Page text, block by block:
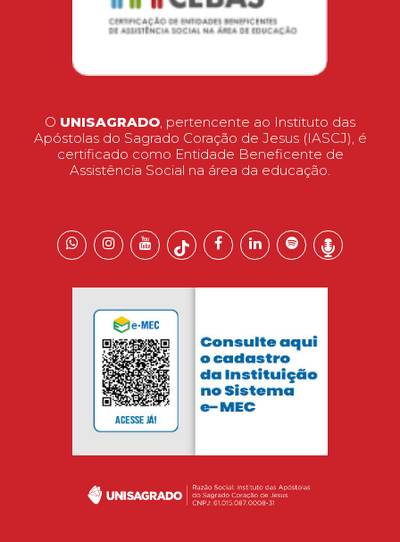
O UNISAGRADO , pertencente ao Instituto das
Apóstolas do Sagrado Coração de Jesus (IASCJ), é
certificado como Entidade Beneficente de
Assistência Social na área da educação.